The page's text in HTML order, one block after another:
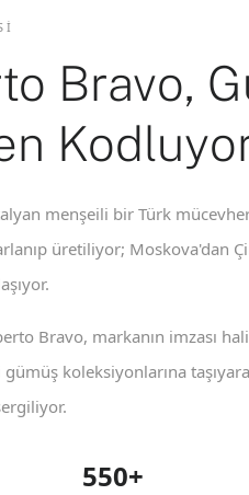
Bravo,
menşeili bir Türk
üretiliyor; Moskova'dan
Bravo, markanın imzası
koleksiyonlarına
550+